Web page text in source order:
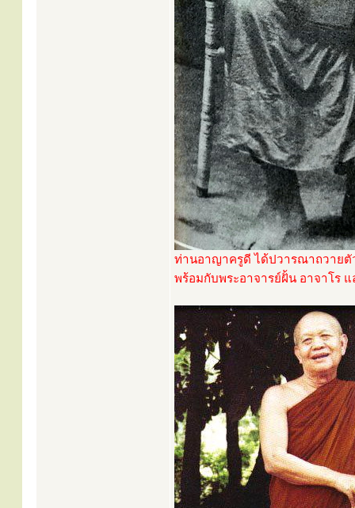
ท่านอาญาครูดี ได้ปวารณาถวายตั
พร้อมกับพระอาจารย์ฝั้น อาจาโร